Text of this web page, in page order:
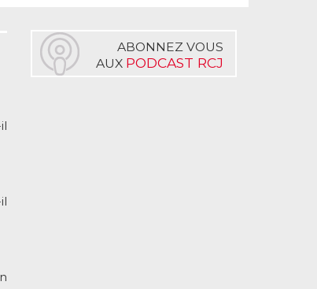
ABONNEZ VOUS
AUX PODCAST RCJ